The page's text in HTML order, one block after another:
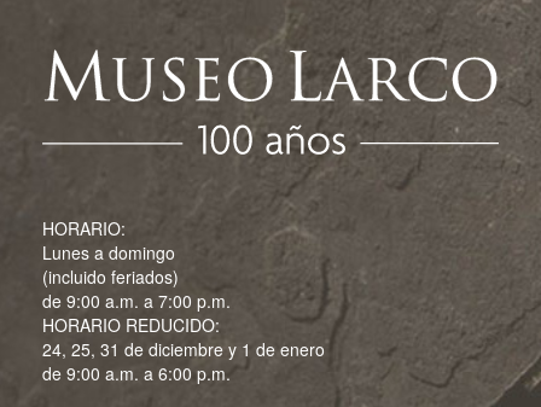
HORARIO:
Lunes a domingo
(incluido feriados)
de 9:00 a.m. a 7:00 p.m.
HORARIO REDUCIDO:
24, 25, 31 de diciembre y 1 de enero
de 9:00 a.m. a 6:00 p.m.